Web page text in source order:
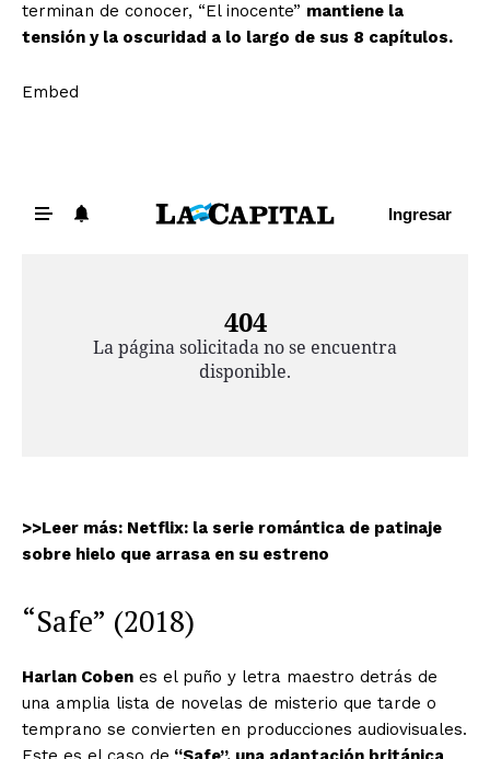
terminan de conocer, “El inocente” mantiene la
tensión y la oscuridad a lo largo de sus 8 capítulos.
Embed
>>Leer más: Netflix: la serie romántica de patinaje
sobre hielo que arrasa en su estreno
“Safe” (2018)
Harlan Coben es el puño y letra maestro detrás de
una amplia lista de novelas de misterio que tarde o
temprano se convierten en producciones audiovisuales.